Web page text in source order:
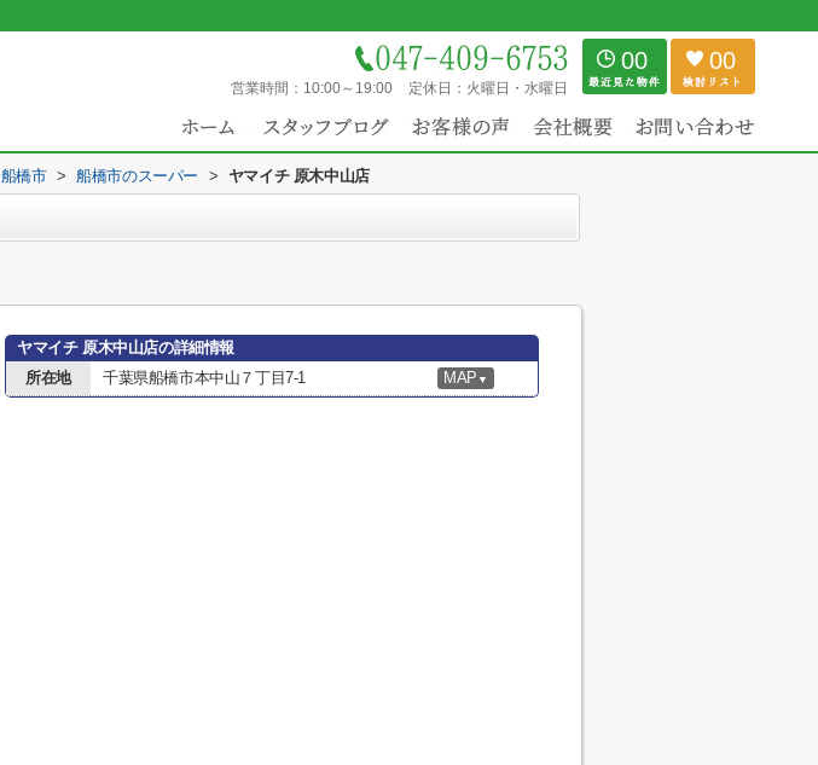
営業時間： 10:00～19:00 定休日： 火曜日・水曜日
00 00
船橋市 > 船橋市のスーパー > ヤマイチ 原木中山店
ヤマイチ 原木中山店の詳細情報
所在地
千葉県船橋市本中山７丁目7-1 MAP ▼